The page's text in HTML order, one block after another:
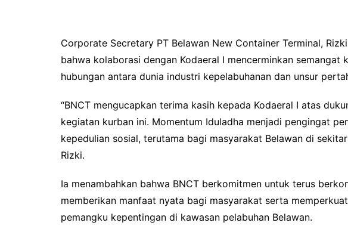
Corporate Secretary PT Belawan New Container Terminal,
bahwa kolaborasi dengan Kodaeral I mencerminkan semangat
hubungan antara dunia industri kepelabuhanan dan unsur
“BNCT mengucapkan terima kasih kepada Kodaeral I atas
kegiatan kurban ini. Momentum Iduladha menjadi pengingat
kepedulian sosial, terutama bagi masyarakat Belawan di
Rizki.
Ia menambahkan bahwa BNCT berkomitmen untuk terus
memberikan manfaat nyata bagi masyarakat serta
pemangku kepentingan di kawasan pelabuhan Belawan.